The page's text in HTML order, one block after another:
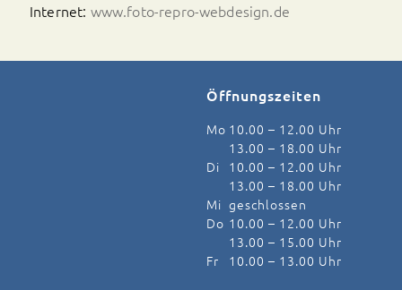
Internet: www.foto-repro-webdesign.de
Öffnungszeiten
Mo 10.00 – 12.00 Uhr
13.00 – 18.00 Uhr
Di 10.00 – 12.00 Uhr
13.00 – 18.00 Uhr
Mi geschlossen
Do 10.00 – 12.00 Uhr
13.00 – 15.00 Uhr
Fr
10.00 – 13.00 Uhr